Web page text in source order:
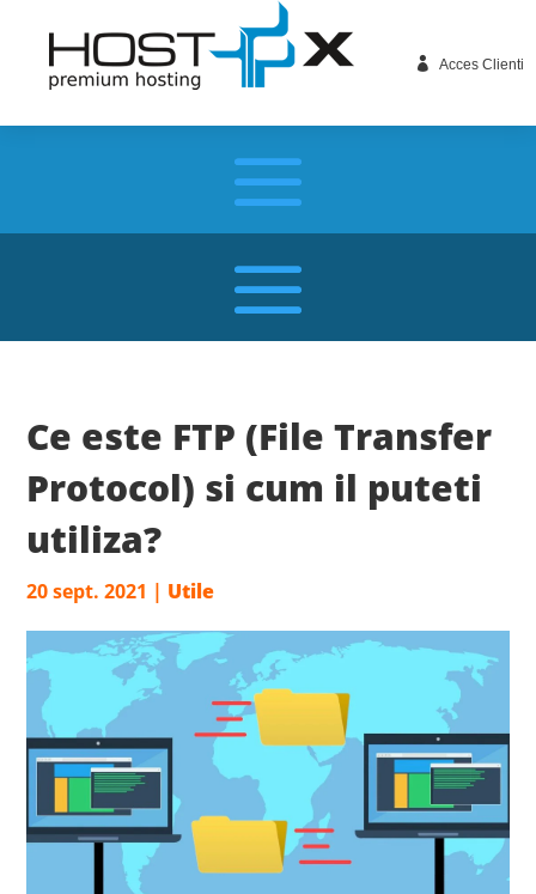
 Acces Clienti
Ce este FTP (File Transfer
Protocol) si cum il puteti
utiliza?
20 sept. 2021 | Utile